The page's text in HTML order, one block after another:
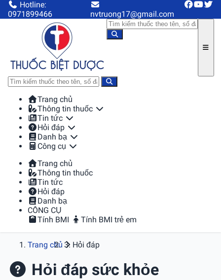
Hotline:
0971899466
nvtruong17@gmail.com
Trang chủ
Thông tin thuốc
Tin tức
Hỏi đáp
Danh bạ
Công cụ
Trang chủ
Thông tin thuốc
Tin tức
Hỏi đáp
Danh bạ
CÔNG CỤ
Tính BMI
Tính BMI trẻ em
Trang chủ Hỏi đáp
Hỏi đáp sức khỏe